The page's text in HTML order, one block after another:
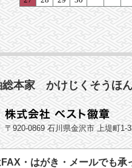
総本家 かけじくそうほ
〒920-0869 石川県金沢市 上堤町1-
・はがき・メールでも承